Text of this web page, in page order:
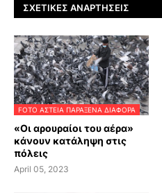
ΣΧΕΤΙΚΈΣ ΑΝΑΡΤΉΣΕΙΣ
FOTO ΑΣΤΕΙΑ ΠΑΡΑΞΕΝΑ ΔΙΑΦΟΡΑ
«Οι αρουραίοι του αέρα»
κάνουν κατάληψη στις
πόλεις
April 05, 2023